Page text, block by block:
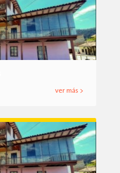
ver más >